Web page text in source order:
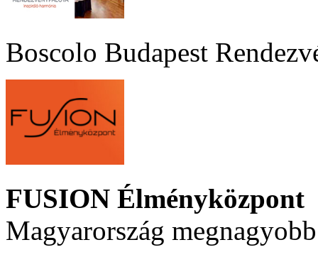
Boscolo Budapest
FUSION Élményközpont
Magyarország